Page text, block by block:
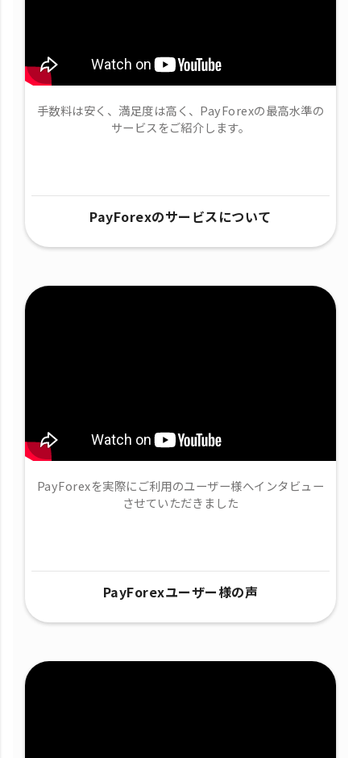
手数料は安く、満足度は高く、PayForexの最高水準の
サービスをご紹介します。
PayForexのサービスについて
PayForexを実際にご利用のユーザー様へインタビュー
させていただきました
PayForexユーザー様の声​